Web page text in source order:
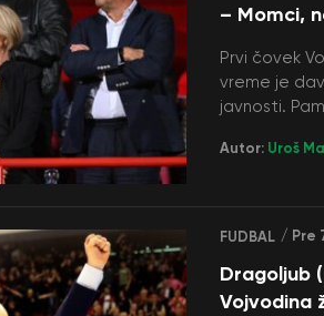
– Momci,
Prvi čovek
vreme je
javnosti.
Autor: Uroš
FUDBAL / Pre
Dragoljub
Vojvodina